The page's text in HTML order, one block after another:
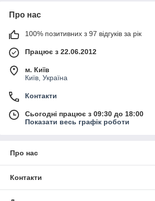
Про нас
100% позитивних з 97 відгуків за рік
Працює з 22.06.2012
м. Київ
Київ, Україна
Контакти
Сьогодні працює з 09:30 до 18:00
Показати весь графік роботи
Про нас
Контакти